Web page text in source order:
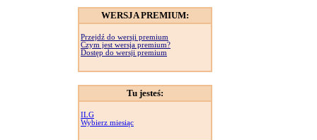
WERSJA PREMIUM:
Przejdź do wersji premium
Czym jest wersja premium?
Dostęp do wersji premium
Tu jesteś:
ILG
Wybierz miesiąc